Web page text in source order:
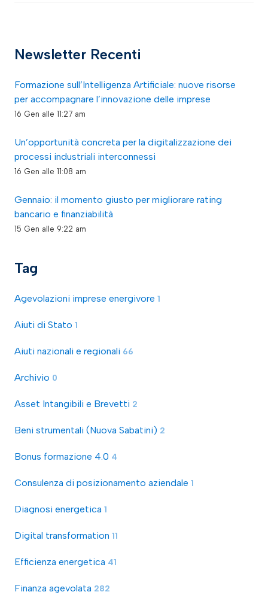
Newsletter Recenti
Formazione sull’Intelligenza Artificiale: nuove risorse
per accompagnare l’innovazione delle imprese
16 Gen alle 11:27 am
Un’opportunità concreta per la digitalizzazione dei
processi industriali interconnessi
16 Gen alle 11:08 am
Gennaio: il momento giusto per migliorare rating
bancario e finanziabilità
15 Gen alle 9:22 am
Tag
Agevolazioni imprese energivore 1
Aiuti di Stato 1
Aiuti nazionali e regionali 66
Archivio 0
Asset Intangibili e Brevetti 2
Beni strumentali (Nuova Sabatini) 2
Bonus formazione 4.0 4
Consulenza di posizionamento aziendale 1
Diagnosi energetica 1
Digital transformation 11
Efficienza energetica 41
Finanza agevolata 282